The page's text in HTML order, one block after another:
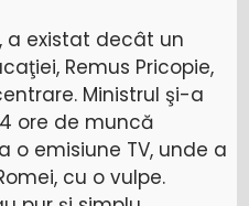
a existat decât un
Remus Pricopie,
Ministrul şi-a
ore de muncă
emisiune TV, unde a
cu o vulpe.